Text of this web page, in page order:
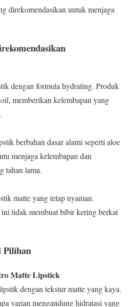
direkomendasikan untuk menjaga
dengan formula hydrating. Produk
memberikan kelembapan yang
berbahan dasar alami seperti aloe
menjaga kelembapan dan
tahan lama.
matte yang tetap nyaman.
tidak membuat bibir kering berkat
Pilihan
Matte Lipstick
dengan tekstur matte yang kaya.
varian mengandung hidratasi yang